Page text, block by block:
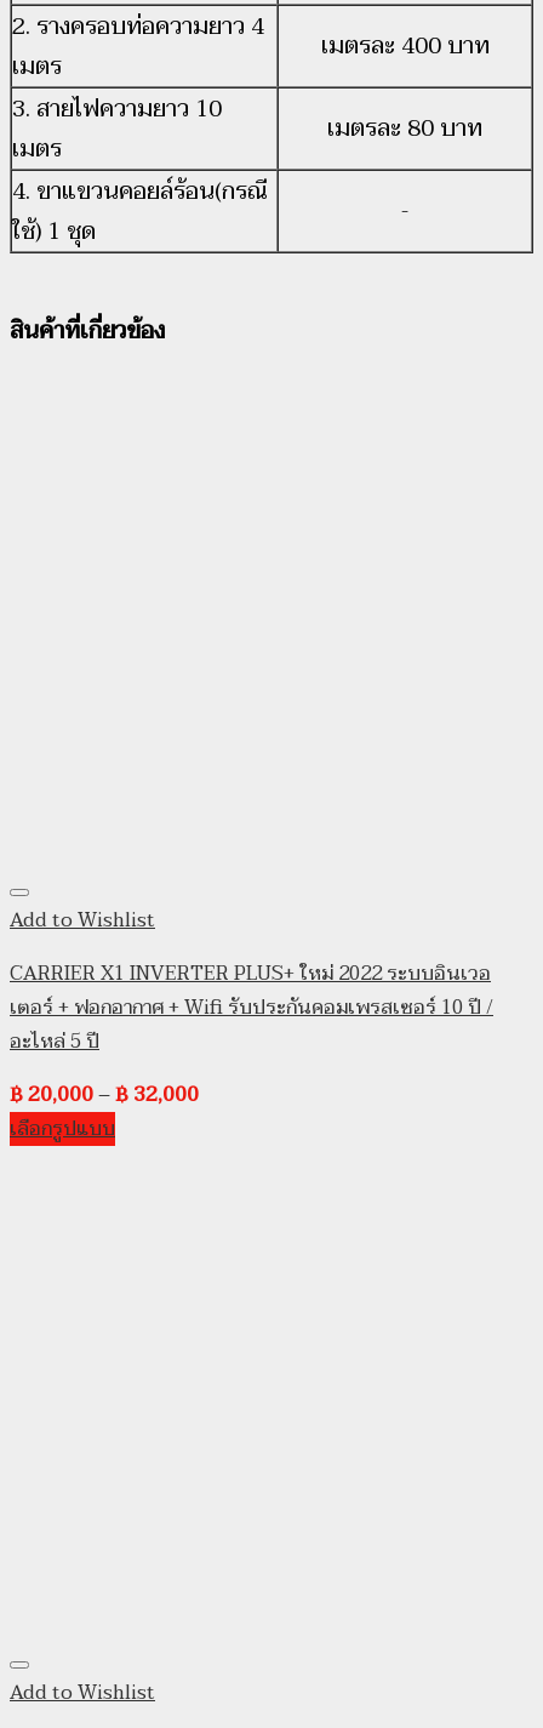
2. รางครอบท่อความยาว 4
เมตร
เมตรละ 400 บาท
3. สายไฟความยาว 10
เมตร
เมตรละ 80 บาท
4. ขาแขวนคอยล์ร้อน(กรณี
ใช้) 1 ชุด
-
สินค้าที่เกี่ยวข้อง
Add to Wishlist
CARRIER X1 INVERTER PLUS+ ใหม่ 2022 ระบบอินเวอ
เตอร์ + ฟอกอากาศ + Wifi รับประกันคอมเพรสเซอร์ 10 ปี /
อะไหล่ 5 ปี
฿20,000–฿32,000
เลือกรูปแบบ
Add to Wishlist